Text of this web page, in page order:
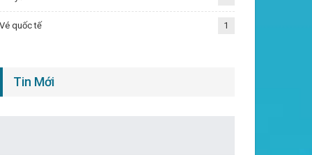
quốc tế 1
Tin Mới